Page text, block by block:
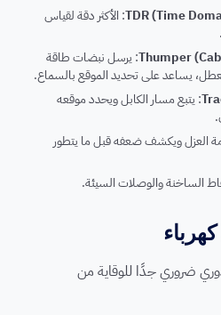
: الأكثر دقة لقياس
: يرسل نبضات طاقة
يساعد على تحديد الموقع بالسماع.
: يتبع مسار الكابل ويحدد موقعه
العزل ويكشف ضعفه قبل ما يتطور
الساخنة والوصلات السيئة.
ضروري جدًا للوقاية من